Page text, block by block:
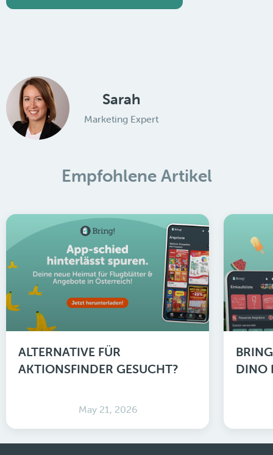
Sarah
Marketing Expert
Empfohlene Artikel
ALTERNATIVE FÜR
AKTIONSFINDER GESUCHT?
May 21, 2026
DINO